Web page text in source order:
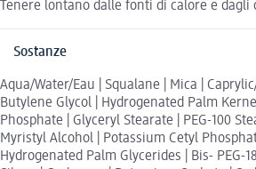
Tenere lontano dalle fonti di calore e
Sostanze
Aqua/Water/Eau | Squalane | Mica |
Butylene Glycol | Hydrogenated Palm
Phosphate | Glyceryl Stearate | PEG-100
Myristyl Alcohol | Potassium Cetyl
Hydrogenated Palm Glycerides | Bis- PEG-